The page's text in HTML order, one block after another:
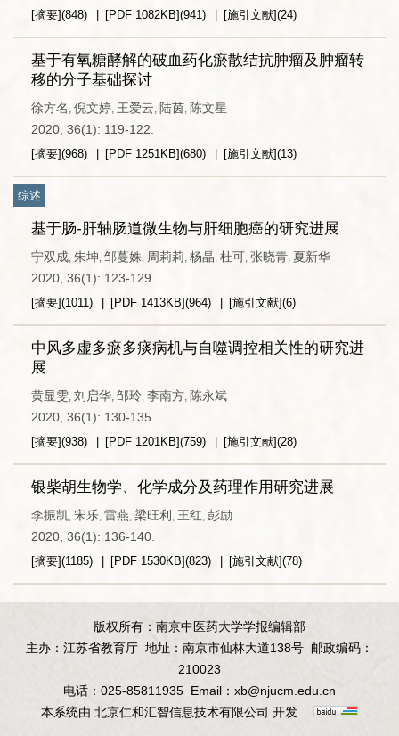
[摘要](848) [PDF 1082KB](941) [施引文献](24)
基于有氧糖酵解的破血药化瘀散结抗肿瘤及肿瘤转
移的分子基础探讨
徐方名 , 倪文婷, 王爱云, 陆茵, 陈文星
2020, 36(1): 119-122.
[摘要](968) [PDF 1251KB](680) [施引文献](13)
综述
基于肠-肝轴肠道微生物与肝细胞癌的研究进展
宁双成, 朱坤, 邹蔓姝, 周莉莉, 杨晶, 杜可, 张晓青, 夏新华
2020, 36(1): 123-129.
[摘要](1011) [PDF 1413KB](964) [施引文献](6)
中风多虚多瘀多痰病机与自噬调控相关性的研究进
展
黄显雯, 刘启华, 邹玲, 李南方, 陈永斌
2020, 36(1): 130-135.
[摘要](938) [PDF 1201KB](759) [施引文献](28)
银柴胡生物学、化学成分及药理作用研究进展
李振凯, 宋乐, 雷燕, 梁旺利 , 王红, 彭励
2020, 36(1): 136-140.
[摘要](1185) [PDF 1530KB](823) [施引文献](78)
版权所有：南京中医药大学学报编辑部
主办：江苏省教育厅 地址：南京市仙林大道138号 邮政编码：
210023
电话：025-85811935 Email： xb@njucm.edu.cn
本系统由 北京仁和汇智信息技术有限公司 开发